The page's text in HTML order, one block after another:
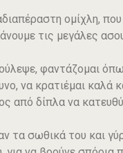
ομίχλη,
τις μεγάλες
φαντάζομαι
να κρατιέμαι καλά
από δίπλα να
τα σωθικά του και